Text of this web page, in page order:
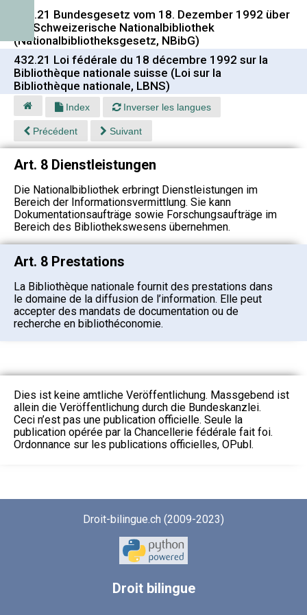
432.21 Bundesgesetz vom 18. Dezember 1992 über
die Schweizerische Nationalbibliothek
(Nationalbibliotheksgesetz, NBibG)
432.21 Loi fédérale du 18 décembre 1992 sur la
Bibliothèque nationale suisse (Loi sur la
Bibliothèque nationale, LBNS)
Index Inverser les langues
Précédent Suivant
Art. 8 Dienstleistungen
Die Nationalbibliothek erbringt Dienstleistungen im
Bereich der Informationsvermittlung. Sie kann
Dokumentationsaufträge sowie Forschungsaufträge im
Bereich des Bibliothekswesens übernehmen.
Art. 8 Prestations
La Bibliothèque nationale fournit des prestations dans
le domaine de la diffusion de l’information. Elle peut
accepter des mandats de documentation ou de
recherche en bibliothéconomie.
Dies ist keine amtliche Veröffentlichung. Massgebend ist
allein die Veröffentlichung durch die Bundeskanzlei.
Ceci n’est pas une publication officielle. Seule la
publication opérée par la Chancellerie fédérale fait foi.
Ordonnance sur les publications officielles, OPubl.
Droit-bilingue.ch (2009-2023)
Droitbilingue